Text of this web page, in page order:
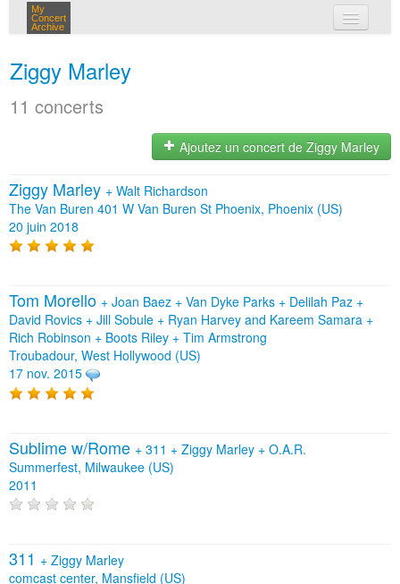
My
Concert
Archive
Ziggy Marley
11 concerts
Ajoutez un concert de Ziggy Marley
Ziggy Marley + Walt Richardson
The Van Buren 401 W Van Buren St Phoenix, Phoenix (US)
20 juin 2018
Tom Morello + Joan Baez + Van Dyke Parks + Delilah Paz +
David Rovics + Jill Sobule + Ryan Harvey and Kareem Samara +
Rich Robinson + Boots Riley + Tim Armstrong
Troubadour, West Hollywood (US)
17 nov. 2015
Sublime w/Rome + 311 + Ziggy Marley + O.A.R.
Summerfest, Milwaukee (US)
2011
311 + Ziggy Marley
comcast center, Mansfield (US)